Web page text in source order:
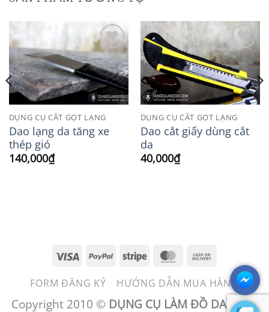
Add to
Wishlist
DỤNG CỤ CẮT GỌT LẠNG
Dao lạng da tăng xe
thép gió
140,000₫
Add to
Wishlist
DỤNG CỤ CẮT GỌT LẠNG
Dao cắt giấy dùng cắt
da
40,000₫
Visa PayPalStripe MasterCard
On
Delivery
FORM ĐĂNG KÝ HƯỚNG DẪN MUA HÀNG
Copyright 2010 © DỤNG CỤ LÀM ĐỒ DA - BEN